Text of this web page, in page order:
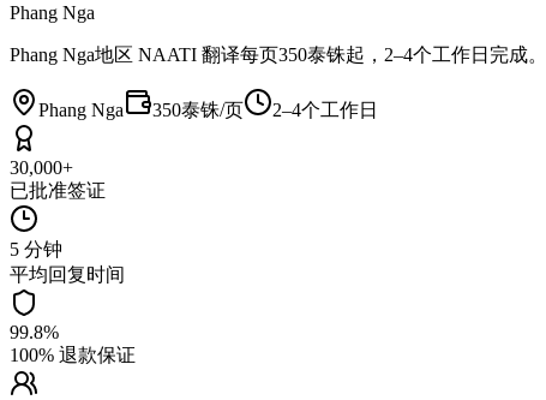
Phang Nga
Phang Nga地区 NAATI 翻译每页350泰铢起，2–4个工作日完
Phang Nga 350泰铢/页 2–4个工作日
30,000+
已批准签证
5 分钟
平均回复时间
99.8%
100% 退款保证